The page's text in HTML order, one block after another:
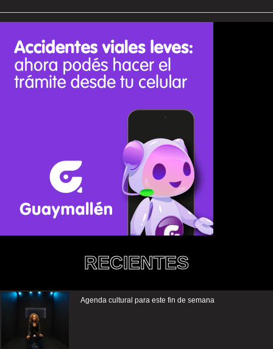
RECIENTES
Agenda cultural para este fin de semana